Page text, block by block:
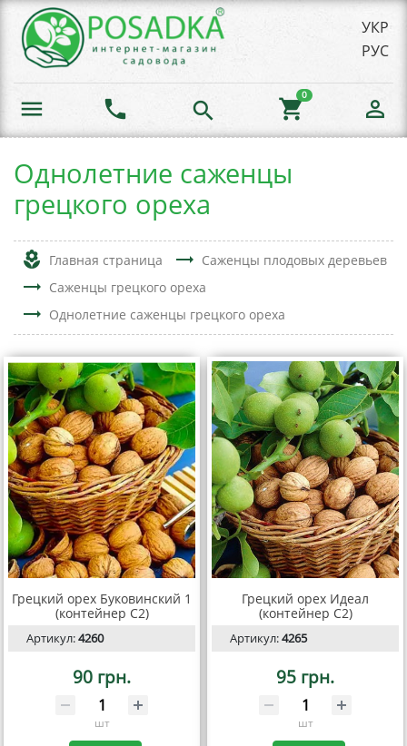
УКР
РУС
menu phone search shopping_cart
0
person_outline
Однолетние саженцы
грецкого ореха
local_florist Главная страница trending_flat Саженцы плодовых деревьев
trending_flat Саженцы грецкого ореха
trending_flat Однолетние саженцы грецкого ореха
Грецкий орех Буковинский 1
(контейнер С2)
Артикул:4260
90 грн.
шт
Грецкий орех Идеал
(контейнер С2)
Артикул:4265
95 грн.
шт